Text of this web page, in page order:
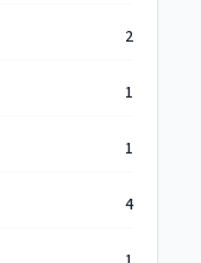
2
1
1
4